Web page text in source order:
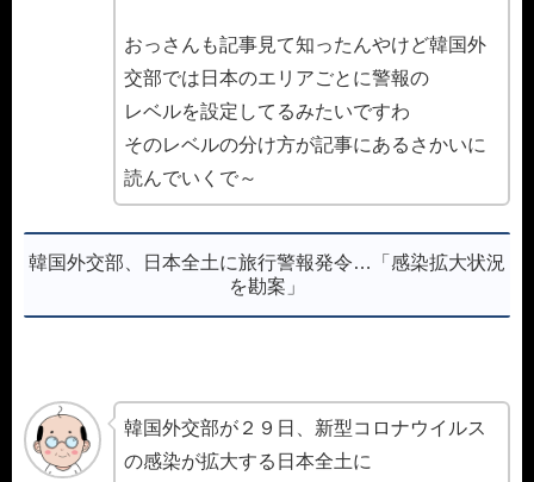
おっさんも記事見て知ったんやけど韓国外
交部では日本のエリアごとに警報の
レベルを設定してるみたいですわ
そのレベルの分け方が記事にあるさかいに
読んでいくで～
韓国外交部、日本全土に旅行警報発令…「感染拡大状況
を勘案」
韓国外交部が２９日、新型コロナウイルス
の感染が拡大する日本全土に